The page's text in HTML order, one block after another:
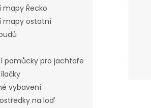
mapy Řecko
mapy ostatní
pomůcky pro jachtaře
vybavení
na loď